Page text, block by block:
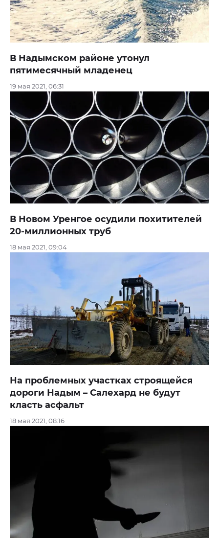
В Надымском районе утонул
пятимесячный младенец
19 мая 2021, 06:31
В Новом Уренгое осудили похитителей
20-миллионных труб
18 мая 2021, 09:04
На проблемных участках строящейся
дороги Надым – Салехард не будут
класть асфальт
18 мая 2021, 08:16